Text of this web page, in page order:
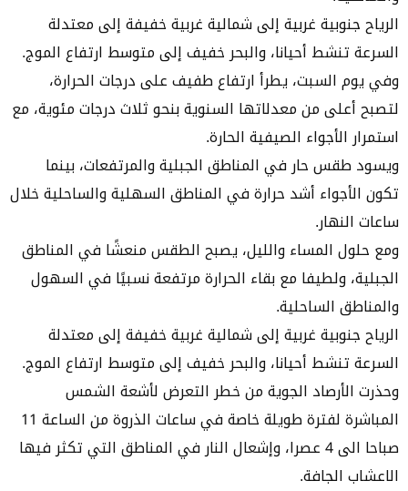
الرياح جنوبية غربية إلى شمالية غربية خفيفة إلى معتدلة
السرعة تنشط أحيانا، والبحر خفيف إلى متوسط ارتفاع الموج.
وفي يوم السبت، يطرأ ارتفاع طفيف على درجات الحرارة،
لتصبح أعلى من معدلاتها السنوية بنحو ثلاث درجات مئوية، مع
استمرار الأجواء الصيفية الحارة.
ويسود طقس حار في المناطق الجبلية والمرتفعات، بينما
تكون الأجواء أشد حرارة في المناطق السهلية والساحلية خلال
ساعات النهار.
ومع حلول المساء والليل، يصبح الطقس منعشًا في المناطق
الجبلية، ولطيفا مع بقاء الحرارة مرتفعة نسبيًا في السهول
والمناطق الساحلية.
الرياح جنوبية غربية إلى شمالية غربية خفيفة إلى معتدلة
السرعة تنشط أحيانا، والبحر خفيف إلى متوسط ارتفاع الموج.
وحذرت الأرصاد الجوية من خطر التعرض لأشعة الشمس
المباشرة لفترة طويلة خاصة في ساعات الذروة من الساعة 11
صباحا الى 4 عصرا، وإشعال النار في المناطق التي تكثر فيها
الاعشاب الجافة.